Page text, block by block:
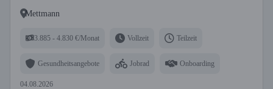
Mettmann
3.885 - 4.830 €/Monat Vollzeit Teilzeit
Gesundheitsangebote Jobrad Onboarding
04.08.2026